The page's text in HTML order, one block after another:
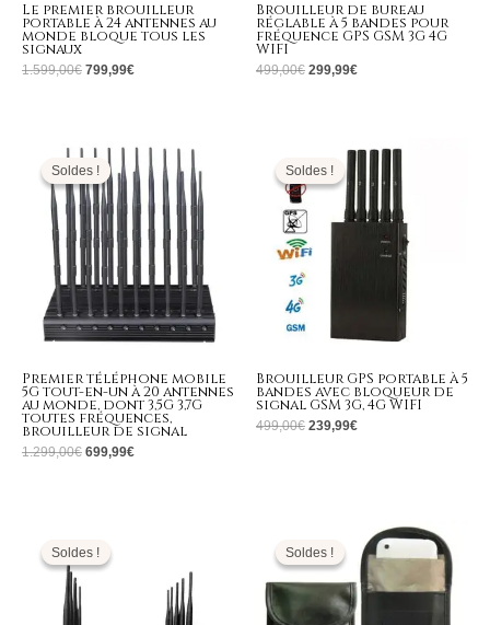
Le premier brouilleur
portable à 24 antennes au
monde bloque tous les
signaux
1.599,00€ 799,99€
Brouilleur de bureau
réglable à 5 bandes pour
fréquence GPS GSM 3G 4G
WIFI
499,00€ 299,99€
Soldes !
Soldes !
Premier téléphone mobile
5G tout-en-un à 20 antennes
au monde, dont 3,5G 3,7G
toutes fréquences,
brouilleur de signal
1.299,00€
prix
initial
était :
1.299,00€.
699,99€
prix
actuel
est :
699,99€.
Soldes !
Soldes !
Brouilleur GPS portable à 5
bandes avec bloqueur de
signal GSM 3G, 4G WIFI
499,00€
initial
était :
499,00€.
239,99€
prix
est :
239,99€.
Soldes !
Soldes !
initial
était :
799,00€.
Soldes !
Soldes !
initial
était :
159,00€.
prix
actuel
est :
69,99€.